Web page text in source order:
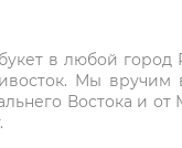
букет в любой
Мы
Востока и